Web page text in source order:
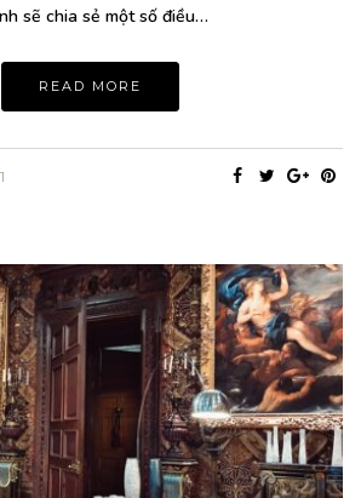
sẽ chia sẻ một số điều…
READ MORE
1